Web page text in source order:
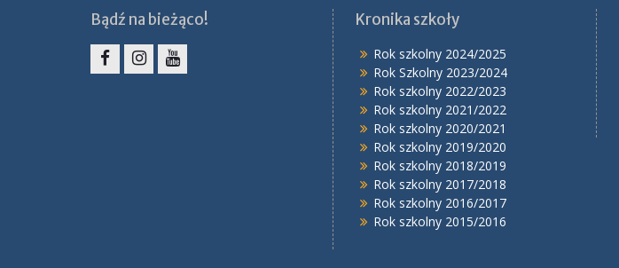
Bądź na bieżąco! Kronika szkoły
Rok szkolny 2024/2025
Rok Szkolny 2023/2024
Rok szkolny 2022/2023
Rok szkolny 2021/2022
Rok szkolny 2020/2021
Rok szkolny 2019/2020
Rok szkolny 2018/2019
Rok szkolny 2017/2018
Rok szkolny 2016/2017
Rok szkolny 2015/2016